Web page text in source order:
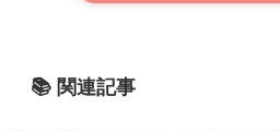
📚 関連記事